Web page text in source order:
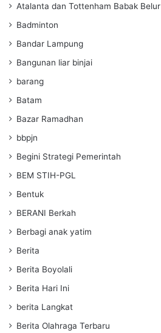
Atalanta dan Tottenham Babak Belur
Badminton
Bandar Lampung
Bangunan liar binjai
barang
Batam
Bazar Ramadhan
bbpjn
Begini Strategi Pemerintah
BEM STIH-PGL
Bentuk
BERANI Berkah
Berbagi anak yatim
Berita
Berita Boyolali
Berita Hari Ini
berita Langkat
Berita Olahraga Terbaru